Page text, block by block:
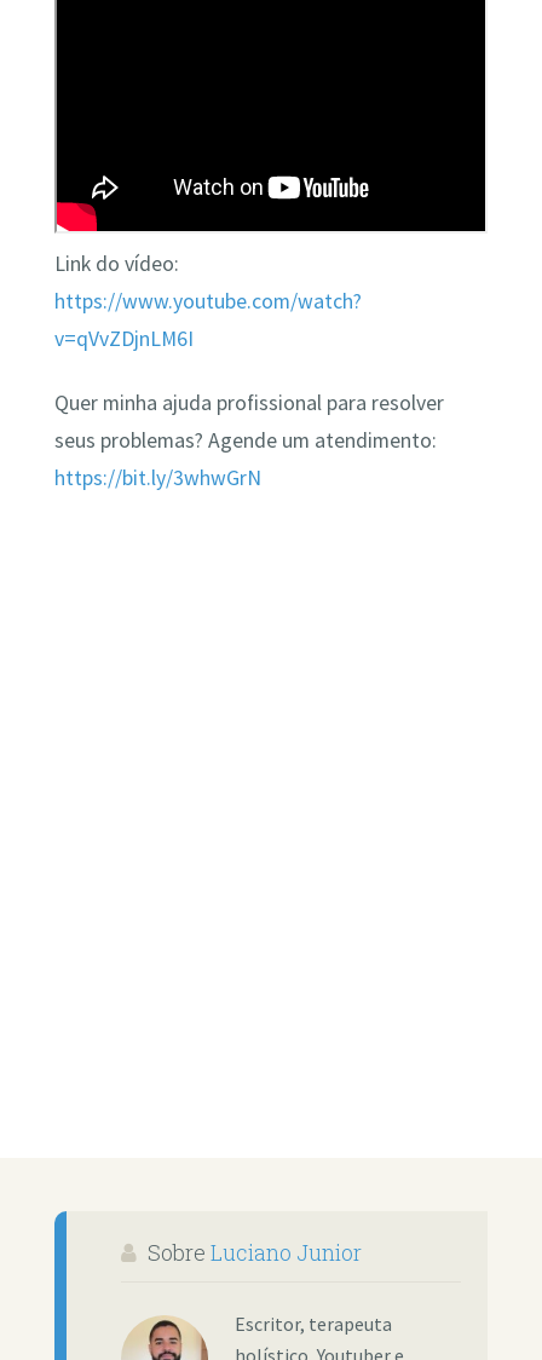
Link do vídeo:
https://www.youtube.com/watch?
v=qVvZDjnLM6I
Quer minha ajuda profissional para resolver
seus problemas? Agende um atendimento:
https://bit.ly/3whwGrN
Sobre Luciano Junior
Escritor, terapeuta